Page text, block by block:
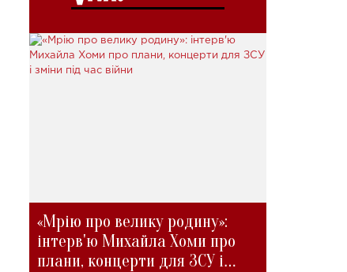
«Мрію про велику родину»:
інтерв'ю Михайла Хоми про
плани, концерти для ЗСУ і